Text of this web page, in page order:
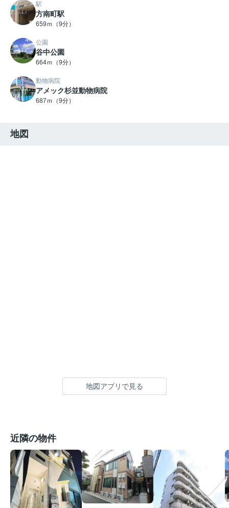
駅
方南町駅
659ｍ（9分）
公園
谷中公園
664ｍ（9分）
動物病院
アメック杉並動物病院
687ｍ（9分）
地図
地図アプリで見る
近隣の物件